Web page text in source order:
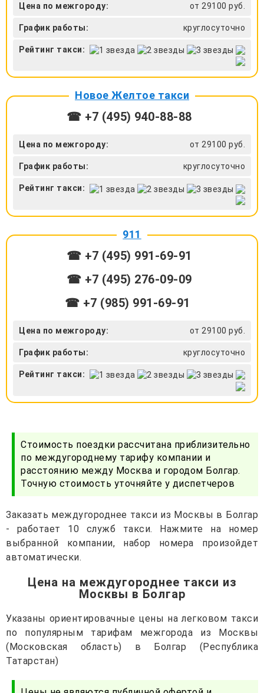
Цена по межгороду: от 29100 руб.
График работы: круглосуточно
Рейтинг такси:
Новое Желтое такси
☎ +7 (495) 940-88-88
Цена по межгороду: от 29100 руб.
График работы: круглосуточно
Рейтинг такси:
911
☎ +7 (495) 991-69-91
☎ +7 (495) 276-09-09
☎ +7 (985) 991-69-91
Цена по межгороду: от 29100 руб.
График работы: круглосуточно
Рейтинг такси:
Стоимость поездки рассчитана приблизительно
по междугороднему тарифу компании и
расстоянию между Москва и городом Болгар.
Точную стоимость уточняйте у диспетчеров
Заказать междугороднее такси из Москвы в Болгар
- работает 10 служб такси. Нажмите на номер
выбранной компании, набор номера произойдет
автоматически.
Цена на междугороднее такси из
Москвы в Болгар
Указаны ориентировачные цены на легковом такси
по популярным тарифам межгорода из Москвы
(Московская область) в Болгар (Республика
Татарстан)